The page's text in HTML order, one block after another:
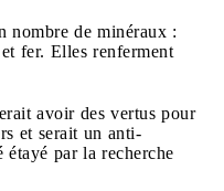
nombre de minéraux :
fer. Elles renferment
avoir des vertus pour
et serait un anti-
étayé par la recherche